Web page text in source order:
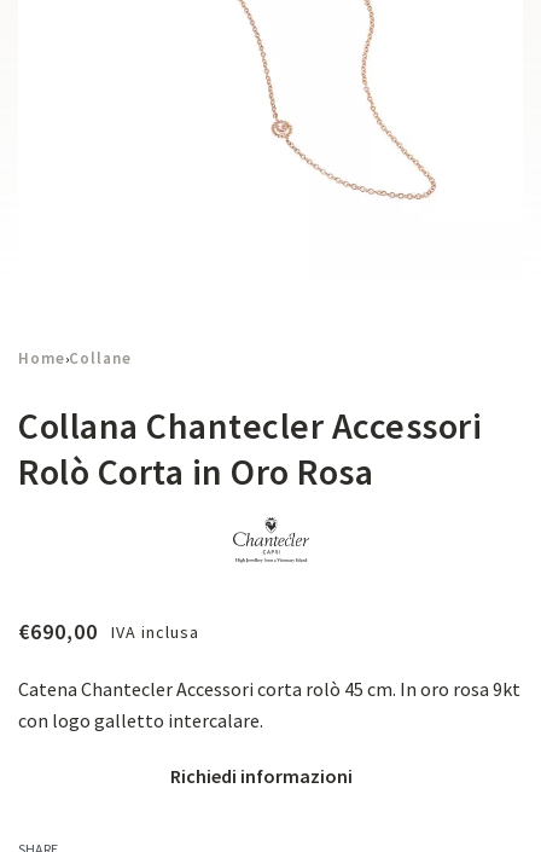
Home›Collane
Collana Chantecler Accessori
Rolò Corta in Oro Rosa
€690,00 IVA inclusa
Catena Chantecler Accessori corta rolò 45 cm. In oro rosa 9kt
con logo galletto intercalare.
Richiedi informazioni